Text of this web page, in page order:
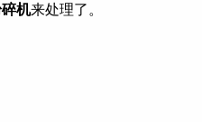
机来处理了。